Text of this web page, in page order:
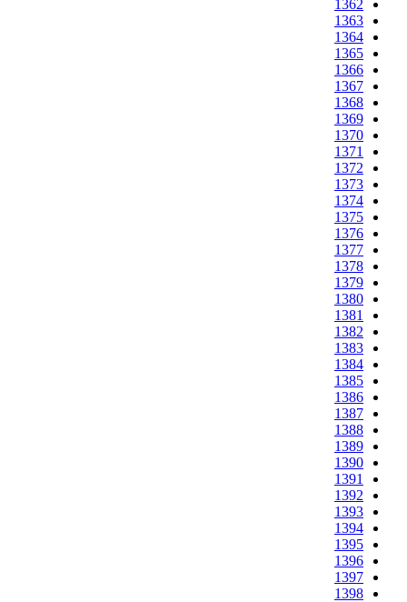
1362
1363
1364
1365
1366
1367
1368
1369
1370
1371
1372
1373
1374
1375
1376
1377
1378
1379
1380
1381
1382
1383
1384
1385
1386
1387
1388
1389
1390
1391
1392
1393
1394
1395
1396
1397
1398